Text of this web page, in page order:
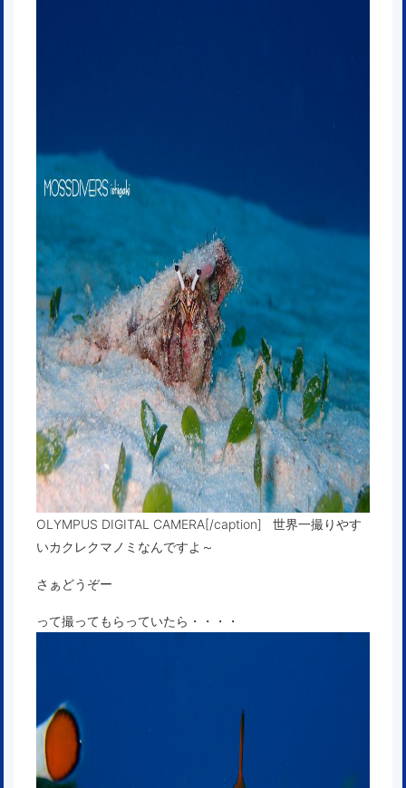
OLYMPUS DIGITAL CAMERA[/caption] 世界一撮りやす
いカクレクマノミなんですよ～
さぁどうぞー
って撮ってもらっていたら・・・・